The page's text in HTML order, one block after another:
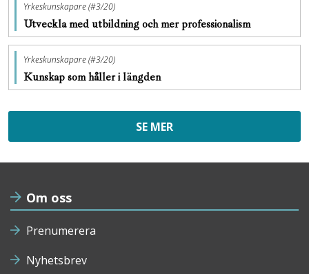
Yrkeskunskapare (#3/20)
Utveckla med utbildning och mer professionalism
Yrkeskunskapare (#3/20)
Kunskap som håller i längden
SE MER
Om oss
Prenumerera
Nyhetsbrev